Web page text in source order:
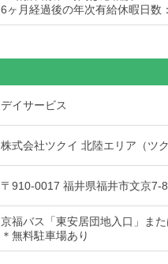
6ヶ月経過後の年次有給休暇日数
デイサービス
株式会社ツクイ 北陸エリア（ツ
〒910-0017 福井県福井市文京7-
京福バス「東安居団地入口」ま
＊無料駐車場あり